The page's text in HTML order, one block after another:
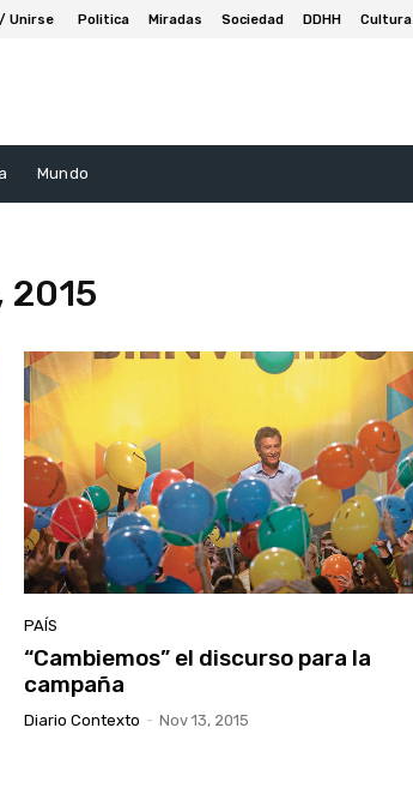
Unirse Politica Miradas Sociedad DDHH Cultura
Mundo
2015
PAÍS
“Cambiemos” el discurso para la
campaña
Diario Contexto - Nov 13, 2015